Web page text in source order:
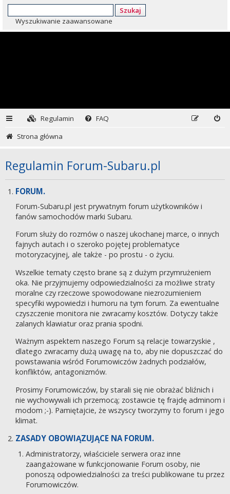
Szukaj
Wyszukiwanie zaawansowane
Regulamin
FAQ
Strona główna
Regulamin Forum-Subaru.pl
FORUM.
Forum-Subaru.pl jest prywatnym forum użytkowników i
fanów samochodów marki Subaru.
Forum służy do rozmów o naszej ukochanej marce, o innych
fajnych autach i o szeroko pojętej problematyce
motoryzacyjnej, ale także - po prostu - o życiu.
Wszelkie tematy często brane są z dużym przymrużeniem
oka. Nie przyjmujemy odpowiedzialności za możliwe straty
moralne czy rzeczowe spowodowane niezrozumieniem
specyfiki wypowiedzi i humoru na tym forum. Za ewentualne
czyszczenie monitora nie zwracamy kosztów. Dotyczy także
zalanych klawiatur oraz prania spodni.
Ważnym aspektem naszego Forum są relacje towarzyskie ,
dlatego zwracamy dużą uwagę na to, aby nie dopuszczać do
powstawania wśród Forumowiczów żadnych podziałów,
konfliktów, antagonizmów.
Prosimy Forumowiczów, by starali się nie obrażać bliźnich i
nie wychowywali ich przemocą; zostawcie tę frajdę adminom i
modom ;-). Pamiętajcie, że wszyscy tworzymy to forum i jego
klimat.
ZASADY OBOWIĄZUJĄCE NA FORUM.
Administratorzy, właściciele serwera oraz inne
zaangażowane w funkcjonowanie Forum osoby, nie
ponoszą odpowiedzialności za treści publikowane tu przez
Forumowiczów.